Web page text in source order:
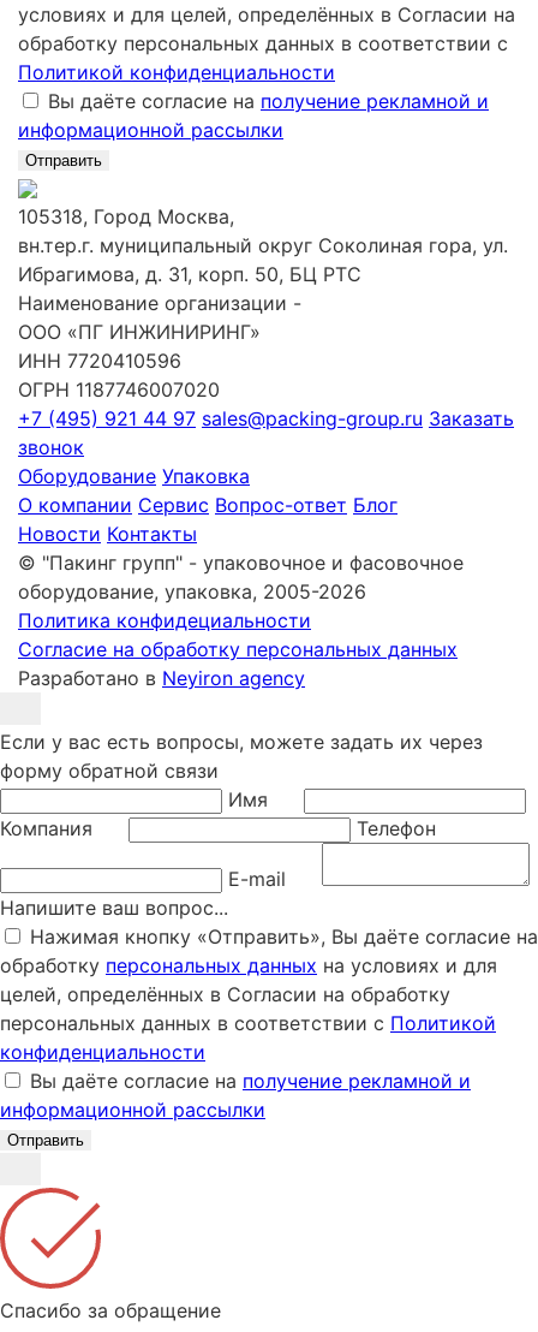
условиях и для целей, определённых в Согласии на
обработку персональных данных в соответствии с
Политикой конфиденциальности
Вы даёте согласие на получение рекламной и
информационной рассылки
Отправить
105318, Город Москва,
вн.тер.г. муниципальный округ Соколиная гора, ул.
Ибрагимова, д. 31, корп. 50, БЦ РТС
Наименование организации -
ООО «ПГ ИНЖИНИРИНГ»
ИНН 7720410596
ОГРН 1187746007020
+7 (495) 921 44 97 sales@packing-group.ru Заказать
звонок
Оборудование Упаковка
О компании Сервис Вопрос-ответ Блог
Новости Контакты
© "Пакинг групп" - упаковочное и фасовочное
оборудование, упаковка, 2005-2026
Политика конфидециальности
Согласие на обработку персональных данных
Разработано в Neyiron agency
Если у вас есть вопросы, можете задать их через
форму обратной связи
Имя
Компания
Телефон
E-mail
Напишите ваш вопрос...
Нажимая кнопку «Отправить», Вы даёте согласие на
обработку персональных данных на условиях и для
целей, определённых в Согласии на обработку
персональных данных в соответствии с Политикой
конфиденциальности
Вы даёте согласие на получение рекламной и
информационной рассылки
Отправить
Спасибо за обращение